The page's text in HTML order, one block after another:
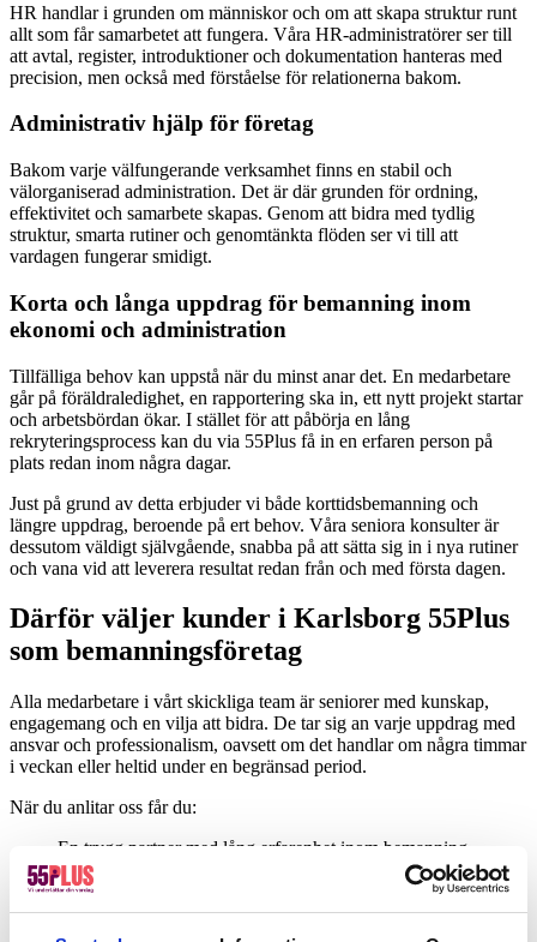
HR handlar i grunden om människor och om att skapa struktur runt
allt som får samarbetet att fungera. Våra HR-administratörer ser till
att avtal, register, introduktioner och dokumentation hanteras med
precision, men också med förståelse för relationerna bakom.
Administrativ hjälp för företag
Bakom varje välfungerande verksamhet finns en stabil och
välorganiserad administration. Det är där grunden för ordning,
effektivitet och samarbete skapas. Genom att bidra med tydlig
struktur, smarta rutiner och genomtänkta flöden ser vi till att
vardagen fungerar smidigt.
Korta och långa uppdrag för bemanning inom
ekonomi och administration
Tillfälliga behov kan uppstå när du minst anar det. En medarbetare
går på föräldraledighet, en rapportering ska in, ett nytt projekt startar
och arbetsbördan ökar. I stället för att påbörja en lång
rekryteringsprocess kan du via 55Plus få in en erfaren person på
plats redan inom några dagar.
Just på grund av detta erbjuder vi både korttidsbemanning och
längre uppdrag, beroende på ert behov. Våra seniora konsulter är
dessutom väldigt självgående, snabba på att sätta sig in i nya rutiner
och vana vid att leverera resultat redan från och med första dagen.
Därför väljer kunder i Karlsborg 55Plus
som bemanningsföretag
Alla medarbetare i vårt skickliga team är seniorer med kunskap,
engagemang och en vilja att bidra. De tar sig an varje uppdrag med
ansvar och professionalism, oavsett om det handlar om några timmar
i veckan eller heltid under en begränsad period.
När du anlitar oss får du:
En trygg partner med lång erfarenhet inom bemanning
Personlig service och snabb återkoppling
Kvalitetssäkrade konsulter som sätter sig in i era rutiner direkt